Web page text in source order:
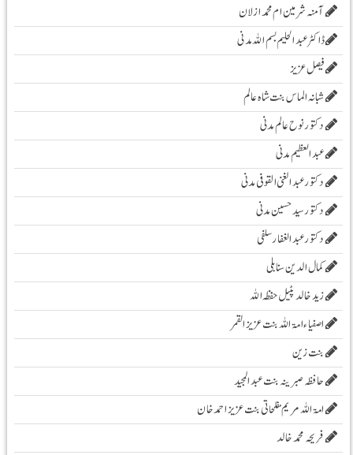
آمنہ شرمین ام محمد ازلان
ڈاکٹر عبد الحلیم بسم اللہ مدنی
فیصل عزیز
شبانہ الماس بنت شاہ عالم
دکتور نوح عالم مدنی
عبد العظیم مدنی
دکتور عبد الغنی القوفی مدنی
دکتور سید حسین مدنی
دکتور عبدالغفار سلفی
کمال الدین سنابلی
زیدخالد پٹیل حفظہ اللہ
اصفیاء امۃ اللہ بنت عزیز القمر
بنت زین
حافظہ صبرینہ بنت عبد المجید
امۃ اللہ مریم مفلحاتی بنت عزیز احمد خان
فریحہ محمد خالد